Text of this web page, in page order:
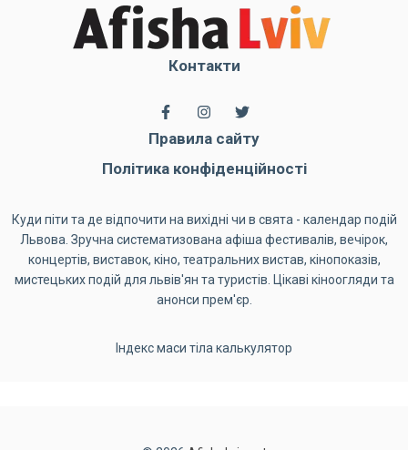
Контакти
Правила сайту
Політика конфіденційності
Куди піти та де відпочити на вихідні чи в свята - календар подій
Львова. Зручна систематизована афіша фестивалів, вечірок,
концертів, виставок, кіно, театральних вистав, кінопоказів,
мистецьких подій для львів'ян та туристів. Цікаві кіноогляди та
анонси прем'єр.
Індекс маси тіла калькулятор